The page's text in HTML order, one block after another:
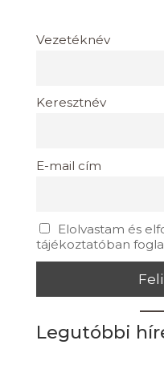
Vezetéknév
Keresztnév
E-mail cím
Elolvastam és
tájékoztatóban
Legutóbbi